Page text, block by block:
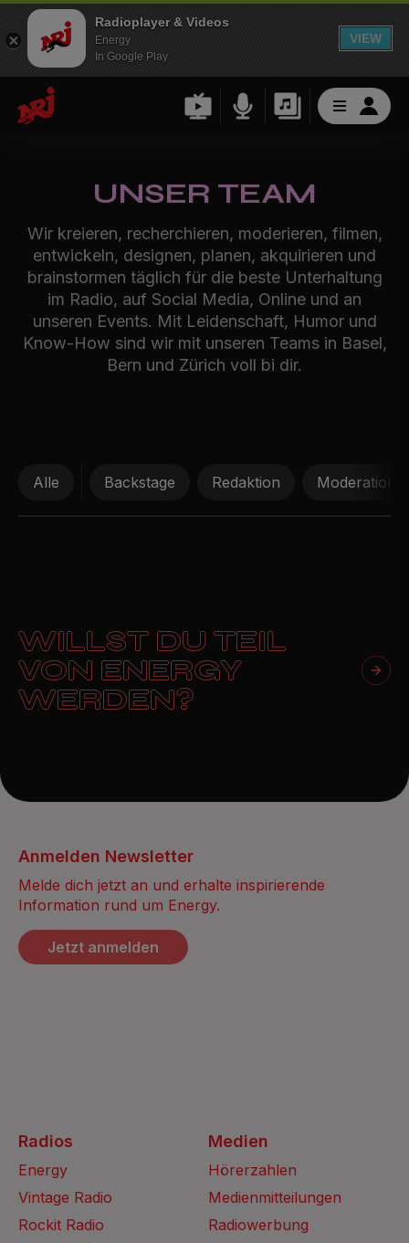
Radioplayer & Videos
Energy
In Google Play
VIEW
UNSER TEAM
Wir kreieren, recherchieren, moderieren, filmen,
entwickeln, designen, planen, akquirieren und
brainstormen täglich für die beste Unterhaltung
im Radio, auf Social Media, Online und an
unseren Events. Mit Leidenschaft, Humor und
Know-How sind wir mit unseren Teams in Basel,
Bern und Zürich voll bi dir.
Alle Backstage Redaktion Moderation
WILLST DU TEIL
VON ENERGY
WERDEN?
Anmelden Newsletter
Melde dich jetzt an und erhalte inspirierende
Information rund um Energy.
Jetzt anmelden
Radios
Energy
Vintage Radio
Rockit Radio
Medien
Hörerzahlen
Medienmitteilungen
Radiowerbung